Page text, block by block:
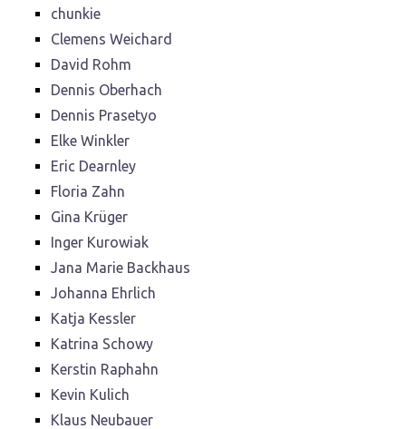
chunkie
Clemens Weichard
David Rohm
Dennis Oberhach
Dennis Prasetyo
Elke Winkler
Eric Dearnley
Floria Zahn
Gina Krüger
Inger Kurowiak
Jana Marie Backhaus
Johanna Ehrlich
Katja Kessler
Katrina Schowy
Kerstin Raphahn
Kevin Kulich
Klaus Neubauer